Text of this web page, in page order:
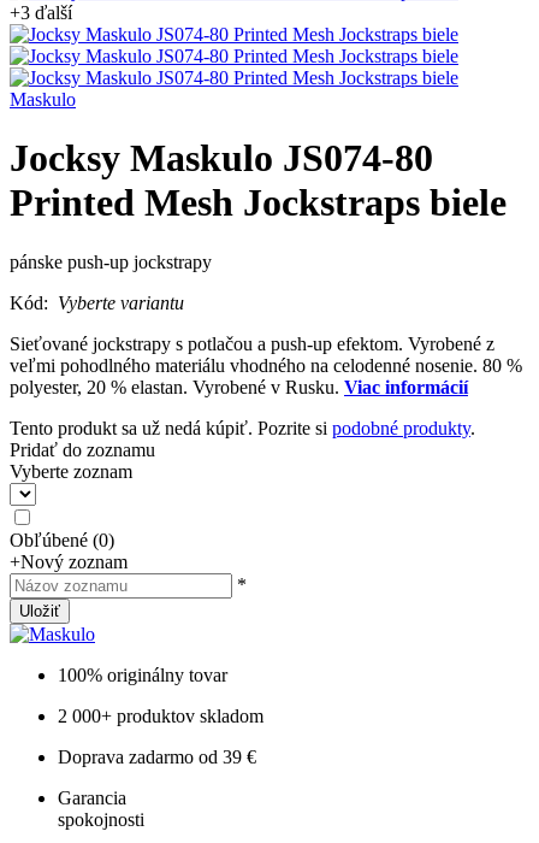
+3 ďalší
Maskulo
Jocksy Maskulo JS074-80
Printed Mesh Jockstraps biele
pánske push-up jockstrapy
Kód: Vyberte variantu
Sieťované jockstrapy s potlačou a push-up efektom. Vyrobené z
veľmi pohodlného materiálu vhodného na celodenné nosenie. 80 %
polyester, 20 % elastan. Vyrobené v Rusku. Viac informácií
Tento produkt sa už nedá kúpiť. Pozrite si podobné produkty.
Pridať do zoznamu
Vyberte zoznam
Obľúbené (0)
+Nový zoznam
*
Uložiť
100% originálny tovar
2 000+ produktov skladom
Doprava zadarmo od 39 €
Garancia
spokojnosti